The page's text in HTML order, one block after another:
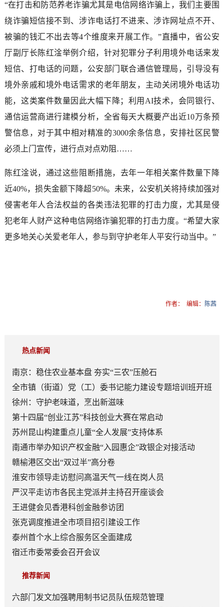
“在打击和防范养老诈骗尤其是电信网络诈骗上，我们主要围
绕诈骗短信接不到、涉诈电话打不进来、涉诈网址点不开、
被骗的钱汇不出去等4个维度来开展工作。”直播中，省公安
厅副厅长陈红淦举例介绍，针对犯罪分子利用境外电话来发
短信、打电话的问题，公安部门联合通信管理局，引导没有
境外亲戚和境外电话需求的老年朋友，主动关闭境外电话功
能，这类案件数量因此大幅下降；利用AI技术，会同银行、
通信运营商进行建模分析，全省每天大概要产出近10万条预
警信息，对于其中相对精准的3000余条信息，安排社区民警
必须上门宣传，进行点对点劝阻……
陈红淦说，通过这些阻断措施，去年一年相关案件数量下降
近40%，损失金额下降超50%。未来，公安机关将持续加强对
侵害老年人合法权益的各类违法犯罪的打击力度，尤其是侵
犯老年人财产这种电信网络诈骗犯罪的打击力度。“希望大家
更多地关心关爱老年人，参与到守护老年人平安行动当中。”
作者： 编辑： 陈茜
热点新闻
南京：稳住农业基本盘 夯实“三农”压舱石
全市镇（街道）党（工）委书记能力建设专题培训班开班
徐州：守护老味道，烹出新滋味
第十四届“创业江苏”科技创业大赛在常启动
苏州昆山构建重点儿童“全人发展”支持体系
南通市举办知识产权金融“入园惠企”政银企对接活动
赣榆港区交出“双过半”高分卷
淮安市领导走访慰问高温天气一线在岗人员
严汉平走访市各民主党派并主持召开座谈会
王进健会见香港科创金融参访团
张克调度推进全市项目招引建设工作
泰州首个水上综合服务区全面建成
宿迁市委常委会召开会议
推荐新闻
六部门发文加强聘用制书记员队伍规范管理